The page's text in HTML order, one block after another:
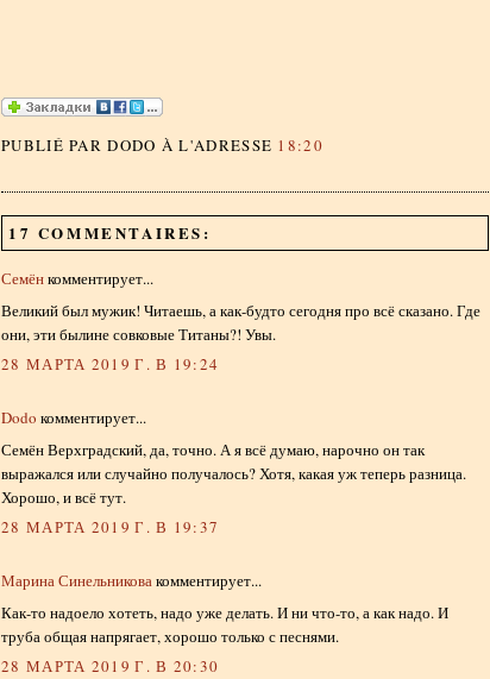
PUBLIÉ PAR DODO À L'ADRESSE 18:20
17 COMMENTAIRES:
Семёнкомментирует...
Великий был мужик! Читаешь, а как-будто сегодня про всё сказано. Где
они, эти былине совковые Титаны?! Увы.
28 МАРТА 2019 Г. В 19:24
Dodo комментирует...
Семён Верхградский, да, точно. А я всё думаю, нарочно он так
выражался или случайно получалось? Хотя, какая уж теперь разница.
Хорошо, и всё тут.
28 МАРТА 2019 Г. В 19:37
Марина Синельниковакомментирует...
Как-то надоело хотеть, надо уже делать. И ни что-то, а как надо. И
труба общая напрягает, хорошо только с песнями.
28 МАРТА 2019 Г. В 20:30